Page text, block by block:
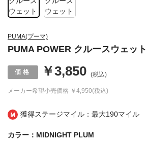
獲得ステージマイル：最大190マイル
PUMA(プーマ)
PUMA POWER クルースウェット
メーカー希望小売価格 ￥4,950(税込)
￥3,850 (税込)
カラー：MIDNIGHT PLUM